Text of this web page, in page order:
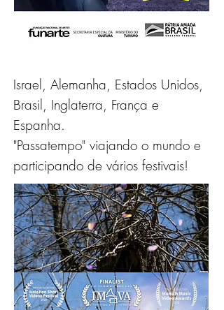
Israel, Alemanha, Estados Unidos,
Brasil, Inglaterra, França e
Espanha.
"Passatempo" viajando o mundo e
participando de vários festivais!